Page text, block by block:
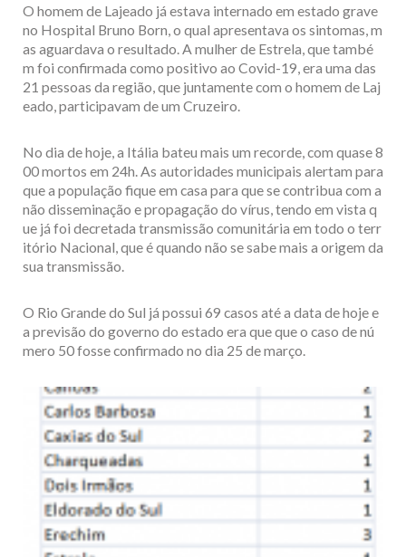
O homem de Lajeado já estava internado em estado grave
no Hospital Bruno Born, o qual apresentava os sintomas, m
as aguardava o resultado. A mulher de Estrela, que també
m foi confirmada como positivo ao Covid-19, era uma das
21 pessoas da região, que juntamente com o homem de Laj
eado, participavam de um Cruzeiro.
No dia de hoje, a Itália bateu mais um recorde, com quase 8
00 mortos em 24h. As autoridades municipais alertam para
que a população fique em casa para que se contribua com a
não disseminação e propagação do vírus, tendo em vista q
ue já foi decretada transmissão comunitária em todo o terr
itório Nacional, que é quando não se sabe mais a origem da
sua transmissão.
O Rio Grande do Sul já possui 69 casos até a data de hoje e
a previsão do governo do estado era que que o caso de nú
mero 50 fosse confirmado no dia 25 de março.